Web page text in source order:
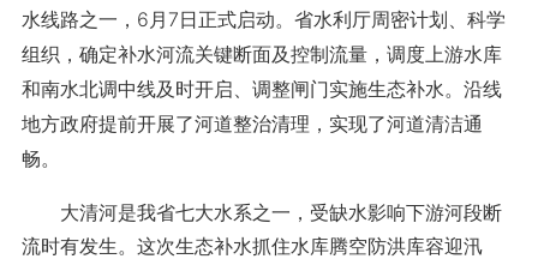
水线路之一，6月7日正式启动。省水利厅周密计划、科学
组织，确定补水河流关键断面及控制流量，调度上游水库
和南水北调中线及时开启、调整闸门实施生态补水。沿线
地方政府提前开展了河道整治清理，实现了河道清洁通
畅。
大清河是我省七大水系之一，受缺水影响下游河段断
流时有发生。这次生态补水抓住水库腾空防洪库容迎汛